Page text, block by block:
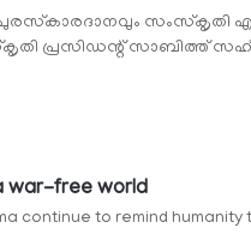
പുരസ്‌കാരദാനവും
പ്രസിഡന്റ് സാബിത്ത്
war-free world
continue to remind